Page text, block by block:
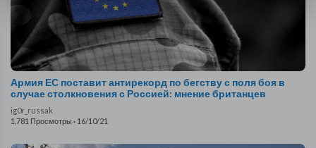
Армия ЕС поставит антирекорд по бегству с поля боя в
случае столкновения с Россией: мнение британцев
ig0r_russak
1,781 Просмотры · 16/10/21